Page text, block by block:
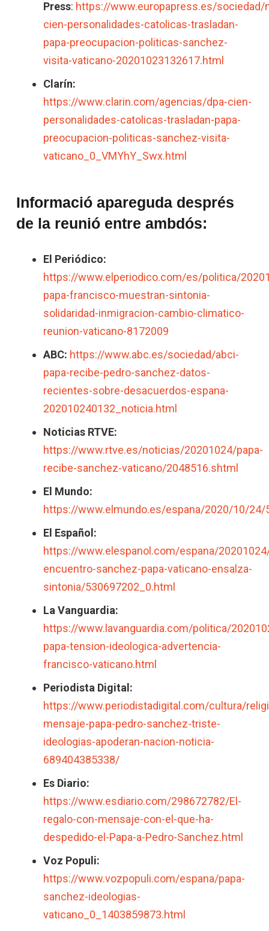
Press: https://www.europapress.es/sociedad/
cien-personalidades-catolicas-trasladan-
papa-preocupacion-politicas-sanchez-
visita-vaticano-20201023132617.html
Clarín:
https://www.clarin.com/agencias/dpa-cien-
personalidades-catolicas-trasladan-papa-
preocupacion-politicas-sanchez-visita-
vaticano_0_VMYhY_Swx.html
Informació apareguda després
de la reunió entre ambdós:
El Periódico:
https://www.elperiodico.com/es/politica/
papa-francisco-muestran-sintonia-
solidaridad-inmigracion-cambio-climatico-
reunion-vaticano-8172009
ABC: https://www.abc.es/sociedad/abci-
papa-recibe-pedro-sanchez-datos-
recientes-sobre-desacuerdos-espana-
202010240132_noticia.html
Noticias RTVE:
https://www.rtve.es/noticias/20201024/papa-
recibe-sanchez-vaticano/2048516.shtml
El Mundo:
https://www.elmundo.es/espana/2020/10/
El Español:
https://www.elespanol.com/espana/
encuentro-sanchez-papa-vaticano-ensalza-
sintonia/530697202_0.html
La Vanguardia:
https://www.lavanguardia.com/politica/
papa-tension-ideologica-advertencia-
francisco-vaticano.html
Periodista Digital:
https://www.periodistadigital.com/cultura/
mensaje-papa-pedro-sanchez-triste-
ideologias-apoderan-nacion-noticia-
689404385338/
Es Diario:
https://www.esdiario.com/298672782/El-
regalo-con-mensaje-con-el-que-ha-
despedido-el-Papa-a-Pedro-Sanchez.html
Voz Populi:
https://www.vozpopuli.com/espana/papa-
sanchez-ideologias-
vaticano_0_1403859873.html